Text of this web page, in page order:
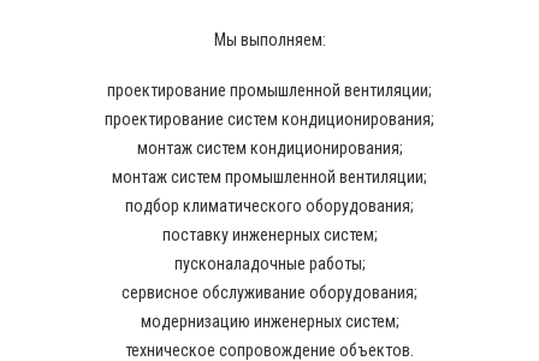
Мы выполняем:
проектирование промышленной вентиляции;
проектирование систем кондиционирования;
монтаж систем кондиционирования;
монтаж систем промышленной вентиляции;
подбор климатического оборудования;
поставку инженерных систем;
пусконаладочные работы;
сервисное обслуживание оборудования;
модернизацию инженерных систем;
техническое сопровождение объектов.